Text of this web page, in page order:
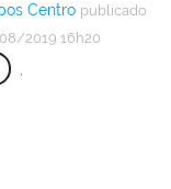
Centro publicado
2019 16h20